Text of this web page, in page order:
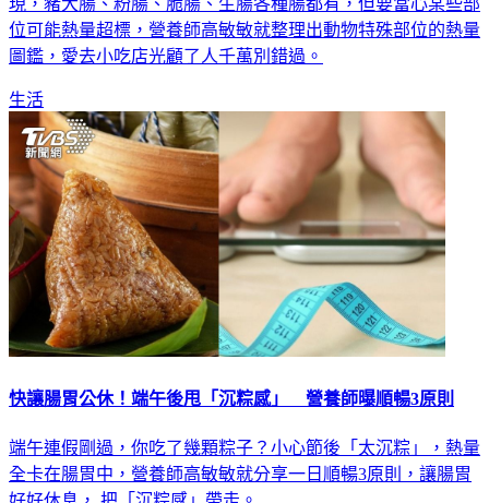
位可能熱量超標，營養師高敏敏就整理出動物特殊部位的熱量
圖鑑，愛去小吃店光顧了人千萬別錯過。
生活
快讓腸胃公休！端午後甩「沉粽感」 營養師曝順暢3原則
端午連假剛過，你吃了幾顆粽子？小心節後「太沉粽」，熱量
全卡在腸胃中，營養師高敏敏就分享一日順暢3原則，讓腸胃